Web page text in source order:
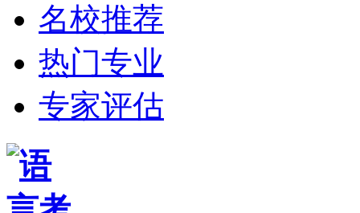
名校推荐
热门专业
专家评估